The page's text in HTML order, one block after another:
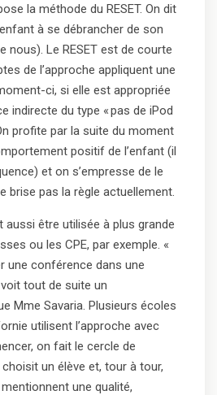
la méthode du RESET. On dit
à se débrancher de son
nous). Le RESET est de courte
de l’approche appliquent une
ci, si elle est appropriée
indirecte du type « pas de iPod
profite par la suite du moment
positif de l’enfant (il
et on s’empresse de le
brise pas la règle actuellement.
aussi être utilisée à plus grande
ou les CPE, par exemple. «
une conférence dans une
tout de suite un
Mme Savaria. Plusieurs écoles
utilisent l’approche avec
on fait le cercle de
un élève et, tour à tour,
une qualité,